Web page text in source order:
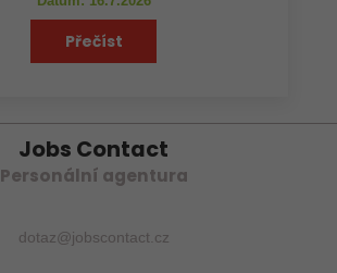
Přečíst
Jobs Contact
Personální agentura
dotaz@jobscontact.cz